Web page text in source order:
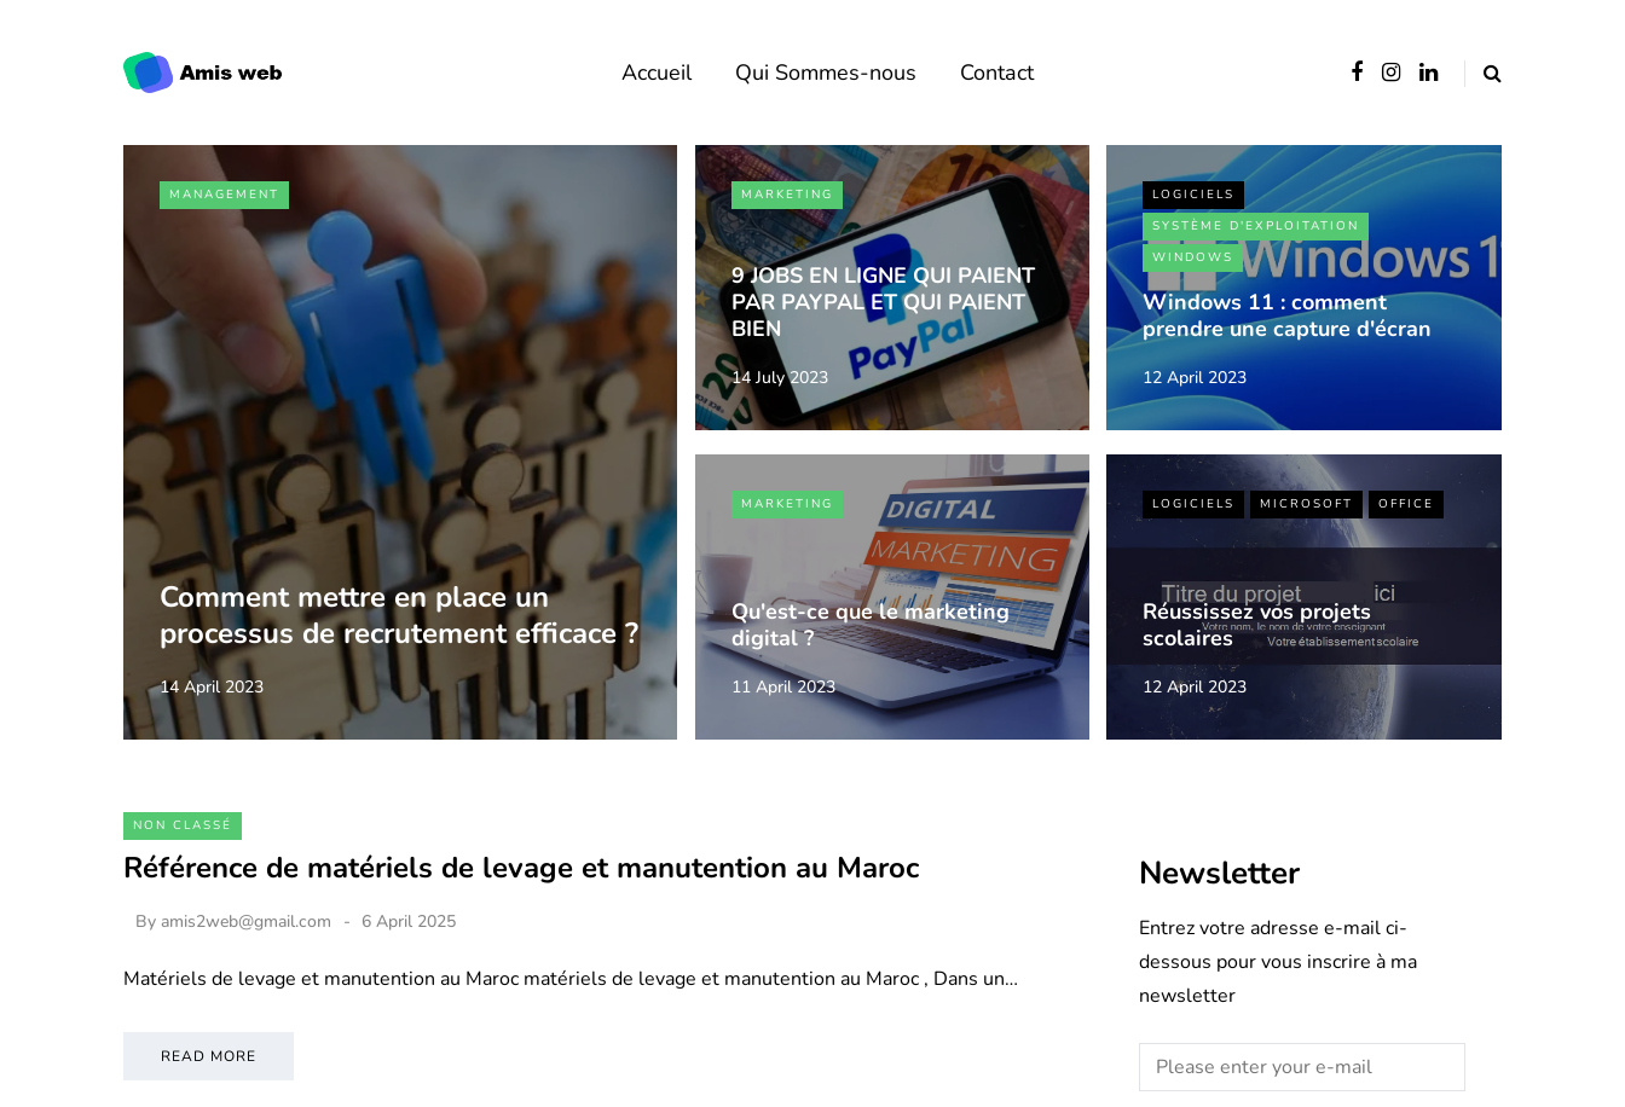
Accueil Qui Sommes-nous Contact
MANAGEMENT
Comment mettre en place un
processus de recrutement efficace ?
14 April 2023
MARKETING
9 JOBS EN LIGNE QUI PAIENT
PAR PAYPAL ET QUI PAIENT
BIEN
14 July 2023
LOGICIELS
SYSTÈME D'EXPLOITATION
WINDOWS
Windows 11 : comment
prendre une capture d'écran
12 April 2023
MARKETING
Qu'est-ce que le marketing
digital ?
11 April 2023
LOGICIELS MICROSOFT OFFICE
Réussissez vos projets
scolaires
12 April 2023
NON CLASSÉ
Référence de matériels de levage et manutention au Maroc
By amis2web@gmail.com 6 April 2025
Matériels de levage et manutention au Maroc matériels de levage et manutention au Maroc , Dans un…
READ MORE
Newsletter
Entrez votre adresse e-mail ci-
dessous pour vous inscrire à ma
newsletter